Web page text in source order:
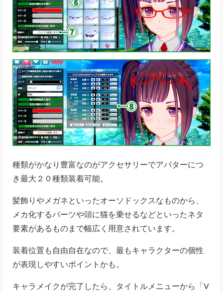
種類がかなり豊富なのがアクセサリーでアバターにつ
き最大２０種類装着可能。
髪飾りやメガネといったオーソドックスなものから、
メカ化するパーツや頭に猫を乗せるなどといったネタ
要素があるものまで幅広く用意されています。
装着位置も自由自在なので、最もキャラクターの個性
が表現しやすいポイントかも。
キャラメイクが完了したら、タイトルメニューから「V